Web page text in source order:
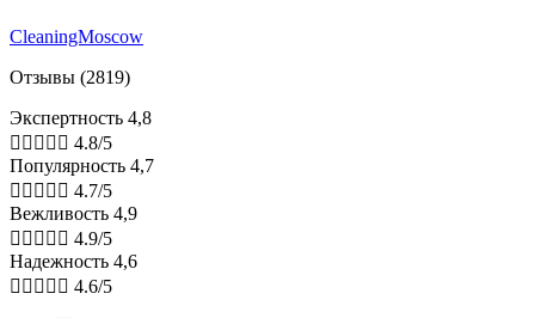
CleaningMoscow
Отзывы (2819)
Экспертность 4,8
     4.8/5
Популярность 4,7
     4.7/5
Вежливость 4,9
     4.9/5
Надежность 4,6
     4.6/5